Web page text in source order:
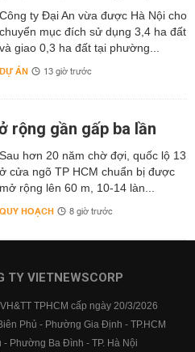
Công ty Đại An vừa được Hà Nội cho
chuyển mục đích sử dụng 3,4 ha đất
và giao 0,3 ha đất tại phường...
DỰ ÁN 13 giờ trước
rộng gần gấp ba lần
Sau hơn 20 năm chờ đợi, quốc lộ 13
ở cửa ngõ TP HCM chuẩn bị được
mở rộng lên 60 m, 10-14 làn...
QUY HOẠCH 8 giờ trước
TY VIETNEWSCORP
TPHCM cấp ngày 20/3/2026
Phủ - Phường Gia Định - TP.HCM
- Phường Ba Đình - TP. Hà Nội